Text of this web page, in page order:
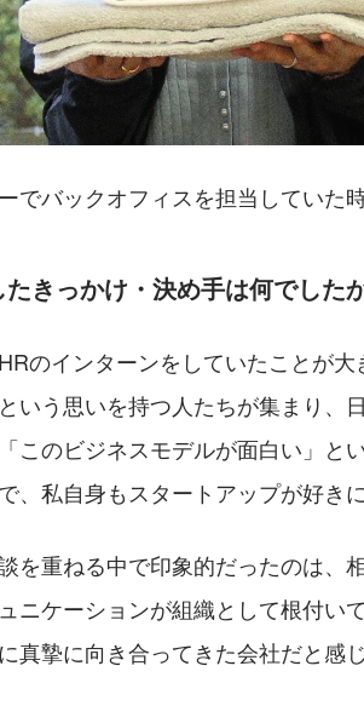
でバックオフィスを担当していた時
きっかけ・決め手は何でした
のインターンをしていたことが
いう思いを持つ人たちが集まり、
このビジネスモデルが面白い」と
、私自身もスタートアップが好き
を重ねる中で印象的だったのは、
ニケーションが組織として根付い
真摯に向き合ってきた会社だと感じ